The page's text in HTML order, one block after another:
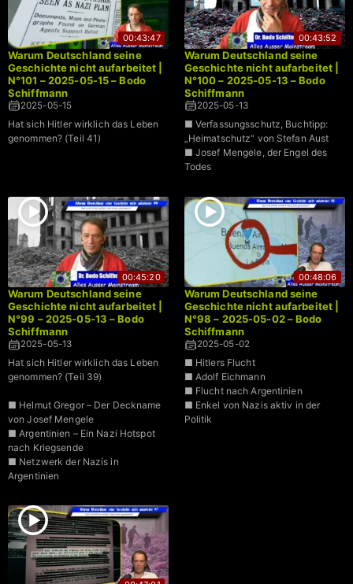
00:43:47
Warum Deutschland seine
Geschichte nicht aufarbeitet |
N°101 – 2025-05-15 – Bodo
Schiffmann
2025-05-15
Hat sich Hitler wirklich das Leben
genommen? (Teil 41)
00:43:52
Warum Deutschland seine
Geschichte nicht aufarbeitet |
N°100 – 2025-05-13 – Bodo
Schiffmann
2025-05-13
■ Verfassungsschutz, Buchtipp:
„Heimatschutz“ von Stefan Aust
■ Josef Mengele, der Engel des
Todes
00:45:20
Warum Deutschland seine
Geschichte nicht aufarbeitet |
N°99 – 2025-05-13 – Bodo
Schiffmann
2025-05-13
Hat sich Hitler wirklich das Leben
genommen? (Teil 39)
■ Helmut Gregor – Der Deckname
von Josef Mengele
■ Argentinien – Ein Nazi Hotspot
nach Kriegsende
■ Netzwerk der Nazis in
Argentinien
00:48:06
Warum Deutschland seine
Geschichte nicht aufarbeitet |
N°98 – 2025-05-02 – Bodo
Schiffmann
2025-05-02
■ Hitlers Flucht
■ Adolf Eichmann
■ Flucht nach Argentinien
■ Enkel von Nazis aktiv in der
Politik